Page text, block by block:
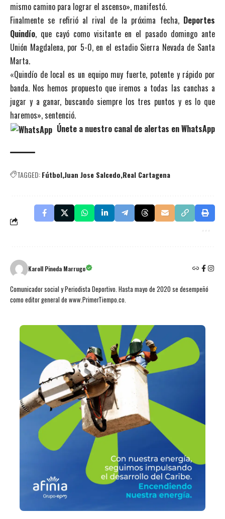
mismo camino para lograr el ascenso», manifestó.
Finalmente se refirió al rival de la próxima fecha, Deportes
Quindío, que cayó como visitante en el pasado domingo ante
Unión Magdalena, por 5-0, en el estadio Sierra Nevada de Santa
Marta.
«Quindío de local es un equipo muy fuerte, potente y rápido por
banda. Nos hemos propuesto que iremos a todas las canchas a
jugar y a ganar, buscando siempre los tres puntos y es lo que
haremos», sentenció.
Únete a nuestro canal de alertas en WhatsApp
TAGGED:FútbolJuan Jose Salcedo Real Cartagena
Karoll Pineda Marrugo
Comunicador social y Periodista Deportivo. Hasta mayo de 2020 se desempeñó
como editor general de www.PrimerTiempo.co.